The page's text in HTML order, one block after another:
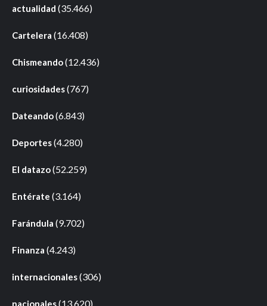
actualidad (35.466)
Cartelera (16.408)
Chismeando(12.436)
curiosidades(767)
Dateando(6.843)
Deportes(4.280)
El datazo(52.259)
Entérate (3.164)
Farándula (9.702)
Finanza (4.243)
internacionales(306)
nacionales(13.620)